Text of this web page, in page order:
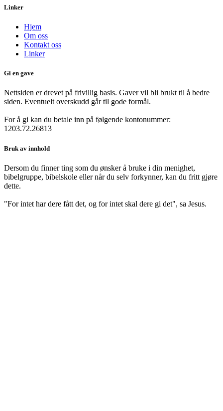
Linker
Hjem
Om oss
Kontakt oss
Linker
Gi en gave
Nettsiden er drevet på frivillig basis. Gaver vil bli brukt til å bedre
siden. Eventuelt overskudd går til gode formål.
For å gi kan du betale inn på følgende kontonummer:
1203.72.26813
Bruk av innhold
Dersom du finner ting som du ønsker å bruke i din menighet,
bibelgruppe, bibelskole eller når du selv forkynner, kan du fritt gjøre
dette.
"For intet har dere fått det, og for intet skal dere gi det", sa Jesus.